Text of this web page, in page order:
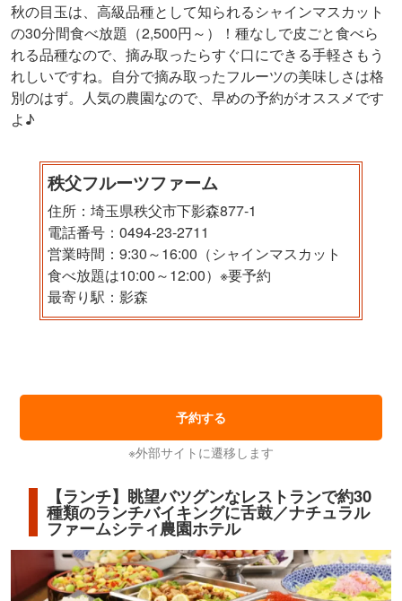
秋の目玉は、高級品種として知られるシャインマスカット
の30分間食べ放題（2,500円～）！種なしで皮ごと食べら
れる品種なので、摘み取ったらすぐ口にできる手軽さもう
れしいですね。自分で摘み取ったフルーツの美味しさは格
別のはず。人気の農園なので、早めの予約がオススメです
よ♪
秩父フルーツファーム
住所：埼玉県秩父市下影森877-1
電話番号：0494-23-2711
営業時間：9:30～16:00（シャインマスカット
食べ放題は10:00～12:00）※要予約
最寄り駅：影森
予約する
※外部サイトに遷移します
【ランチ】眺望バツグンなレストランで約30
種類のランチバイキングに舌鼓／ナチュラル
ファームシティ農園ホテル